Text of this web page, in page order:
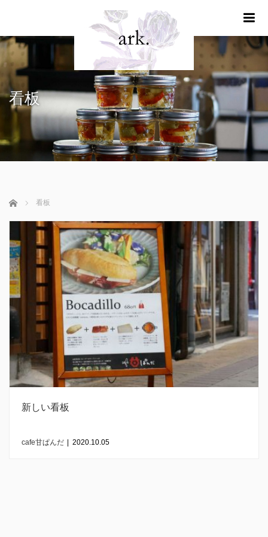
看板
ホーム 看板
新しい看板
cafe甘ぱんだ | 2020.10.05